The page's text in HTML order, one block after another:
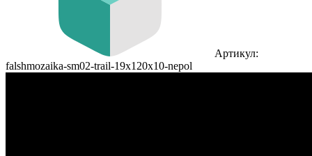
Артикул:
falshmozaika-sm02-trail-19x120x10-nepol